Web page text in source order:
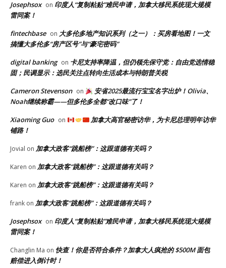
Josephsox on 印度人“复制粘贴”难民申请，加拿大移民系统现大规模
雷同案！
fintechbase on 大多伦多地产知识系列（之一）：买房看地图！一文
搞懂大多伦多“房产区号”与“豪宅密码”
digital banking on 卡尼支持率降温，但仍领先保守党：自由党选情稳
固；民调显示：选民关注点转向生活成本与特朗普关税
Cameron Stevenson on
安省2025最流行宝宝名字出炉！Olivia、
Noah继续称霸——但多伦多全都“改口味”了！
Xiaoming Guo on
加拿大高官秘密访华，为卡尼总理明年访华
铺路！
Jovial on 加拿大政客“跳船榜”：这跟道德有关吗？
Karen on 加拿大政客“跳船榜”：这跟道德有关吗？
Karen on 加拿大政客“跳船榜”：这跟道德有关吗？
frank on 加拿大政客“跳船榜”：这跟道德有关吗？
Josephsox on 印度人“复制粘贴”难民申请，加拿大移民系统现大规模
雷同案！
Changlin Ma on 快查！你是否符合条件？加拿大人疯抢的 $500M 面包
赔偿进入倒计时！